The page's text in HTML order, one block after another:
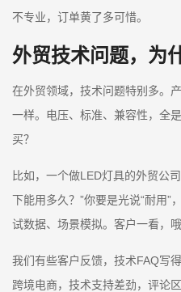
不专业，订单黄了多可惜。
外贸技术问题，为
在外贸领域，技术问题特别多。
一样。电压、标准、兼容性，全
买？
比如，一个做LED灯具的外贸公
下能用多久？”你要是光说“耐用”
试数据、场景模拟。客户一看，
我们有些客户反馈，技术FAQ写
跨境电商，技术支持差劲，评论